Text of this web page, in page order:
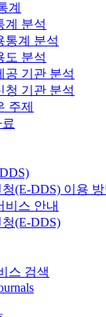
계
계 분석
통계 분석
도 분석
공 기관 분석
청 기관 분석
주제
(E-DDS) 이용 방
비스 안내
(E-DDS)
스 검색